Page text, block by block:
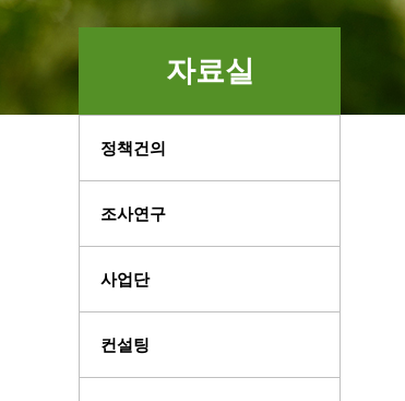
자료실
정책건의
조사연구
사업단
컨설팅